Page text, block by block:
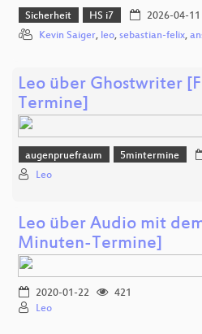
Sicherheit HS i7 2026-04-11
Kevin Saiger, leo, sebastian-felix,
Leo über Ghostwriter
Termine]
augenpruefraum 5mintermine
Leo
Leo über Audio mit
Minuten-Termine]
2020-01-22
421
Leo